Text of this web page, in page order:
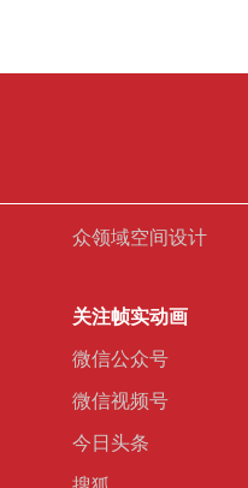
众领域空间设计
关注帧实动画
微信公众号
微信视频号
今日头条